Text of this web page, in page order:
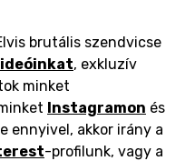
brutális szendvicse
, exkluzív
minket
Instagramon és
ennyivel, akkor irány a
-profilunk, vagy a